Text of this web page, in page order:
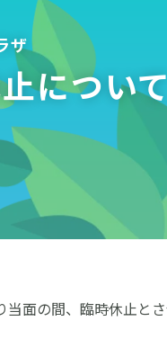
ザ
につい
面の間、臨時休止とさ